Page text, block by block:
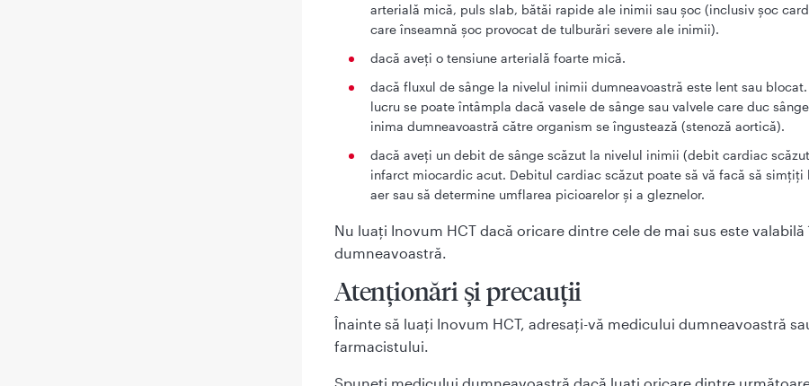
arterială mică, puls slab, bătăi rapide ale inimii sau şoc (inclusiv şoc
care înseamnă şoc provocat de tulburări severe ale inimii).
dacă aveţi o tensiune arterială foarte mică.
dacă fluxul de sânge la nivelul inimii dumneavoastră este lent sau
lucru se poate întâmpla dacă vasele de sânge sau valvele care duc
inima dumneavoastră către organism se îngustează (stenoză aortică).
dacă aveţi un debit de sânge scăzut la nivelul inimii (debit cardiac
infarct miocardic acut. Debitul cardiac scăzut poate să vă facă să simţiţi
aer sau să determine umflarea picioarelor şi a gleznelor.
Nu luaţi Inovum HCT dacă oricare dintre cele de mai sus este valabilă
dumneavoastră.
Atenţionări şi precauţii
Înainte să luaţi Inovum HCT, adresaţi-vă medicului dumneavoastră
farmacistului.
Spuneţi medicului dumneavoastră dacă luaţi oricare dintre